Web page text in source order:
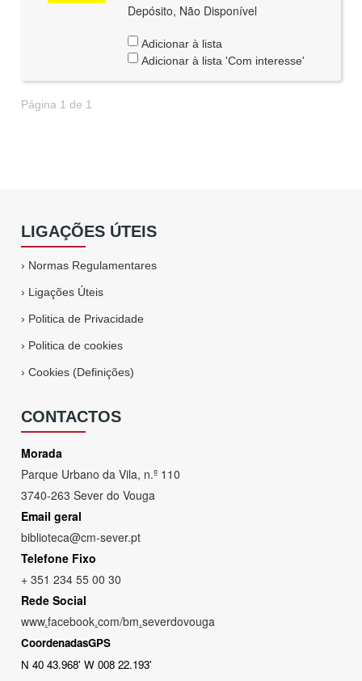
Depósito, Não Disponível
Adicionar à lista
Adicionar à lista 'Com interesse'
Página 1 de 1
LIGAÇÕES ÚTEIS
› Normas Regulamentares
› Ligações Úteis
› Politica de Privacidade
› Politica de cookies
›Cookies (Definições)
CONTACTOS
Morada
Parque Urbano da Vila, n.º 110
3740-263 Sever do Vouga
Email geral
biblioteca@cm-sever.pt
Telefone Fixo
+ 351 234 55 00 30
Rede Social
www.facebook.com/bm.severdovouga
CoordenadasGPS
N 40 43.968' W 008 22.193'